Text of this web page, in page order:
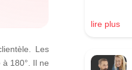
Les
180°. Il ne
lire plus